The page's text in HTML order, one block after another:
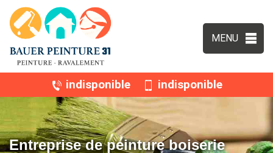
MENU
indisponible indisponible
Entreprise de peinture boiserie